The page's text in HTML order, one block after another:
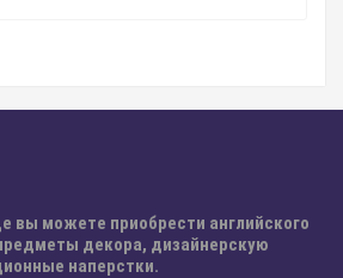
вы можете приобрести английского
декора, дизайнерскую
наперстки.